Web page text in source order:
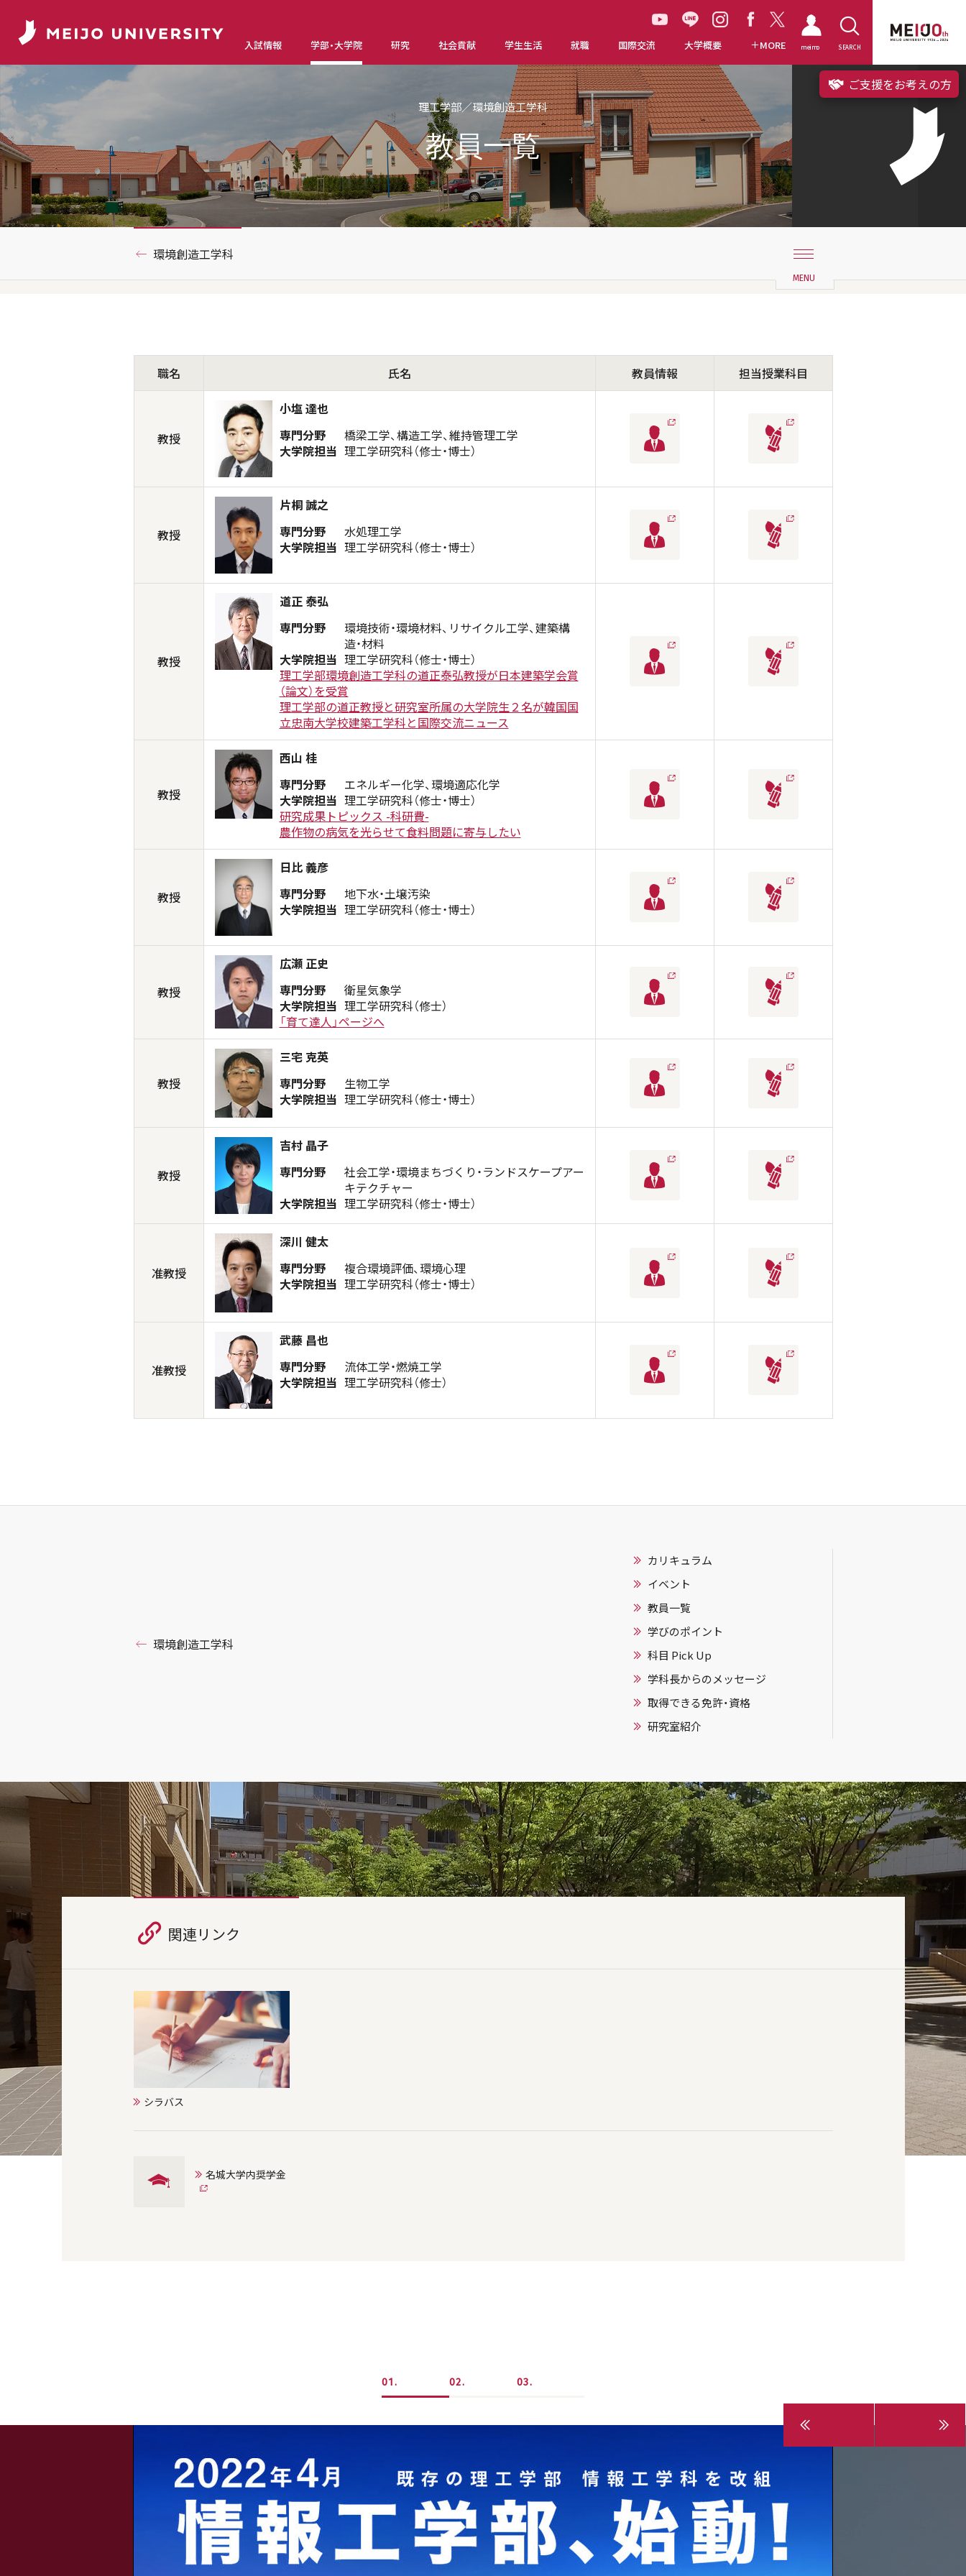
入試情報 学部・大学院 研究 社会貢献 学生生活 就職 国際交流 大学概要 MORE meimo SEARCH
ご支援をお考えの方
理工学部／環境創造工学科
教員一覧
環境創造工学科
職名 氏名 教員情報 担当授業科目
教授
小塩 達也
専門分野
橋梁工学、構造工学、維持管理工学
大学院担当 理工学研究科（修士・博士）
教授
片桐 誠之
専門分野
水処理工学
大学院担当 理工学研究科（修士・博士）
教授
道正 泰弘
専門分野
環境技術・環境材料、リサイクル工学、建築構
造・材料
大学院担当 理工学研究科（修士・博士）
理工学部環境創造工学科の道正泰弘教授が日本建築学会賞
（論文）を受賞
理工学部の道正教授と研究室所属の大学院生２名が韓国国
立忠南大学校建築工学科と国際交流ニュース
教授
西山 桂
専門分野
エネルギー化学、環境適応化学
大学院担当 理工学研究科（修士・博士）
研究成果トピックス -科研費-
農作物の病気を光らせて食料問題に寄与したい
教授
日比 義彦
専門分野
地下水・土壌汚染
大学院担当 理工学研究科（修士・博士）
教授
広瀬 正史
専門分野
衛星気象学
大学院担当 理工学研究科（修士）
「育て達人」ページへ
教授
三宅 克英
専門分野
生物工学
大学院担当 理工学研究科（修士・博士）
教授
吉村 晶子
専門分野
社会工学・環境まちづくり・ランドスケープアー
キテクチャー
大学院担当 理工学研究科（修士・博士）
准教授
深川 健太
専門分野
複合環境評価、環境心理
大学院担当 理工学研究科（修士・博士）
准教授
武藤 昌也
専門分野
流体工学・燃焼工学
大学院担当 理工学研究科（修士）
環境創造工学科
カリキュラム
イベント
教員一覧
学びのポイント
科目 Pick Up
学科長からのメッセージ
取得できる免許・資格
研究室紹介
関連リンク
シラバス
名城大学内奨学金
1 2 3